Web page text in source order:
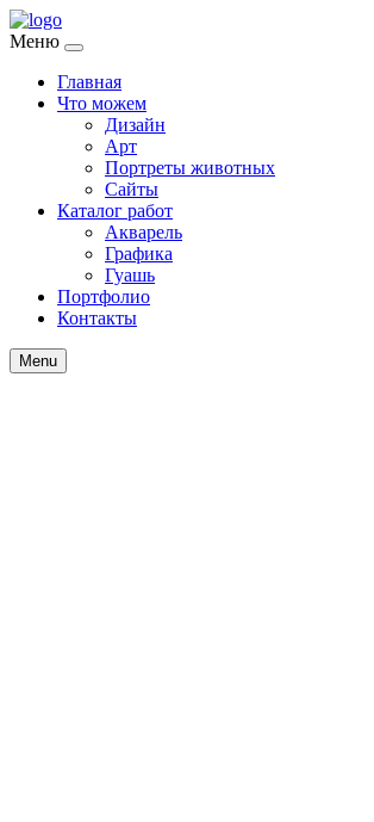
Меню
Главная
Что можем
Дизайн
Арт
Портреты животных
Сайты
Каталог работ
Акварель
Графика
Гуашь
Портфолио
Контакты
Menu